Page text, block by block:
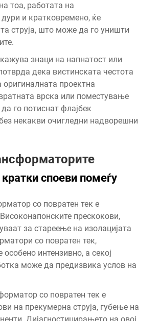
тоа, работата на
и кратковремено, ќе
струја, што може да го уништи
знаци на напнатост или
дека вистинската честота
проектна
врска или поместување
го потиснат флајбек
некакви очигледни надворешни
споеви помеѓу
со повратен тек е
прескокови,
за стареење на изолацијата
со повратен тек,
интензивно, а секој
може да предизвика услов на
со повратен тек е
на прекумерна струја, губење на